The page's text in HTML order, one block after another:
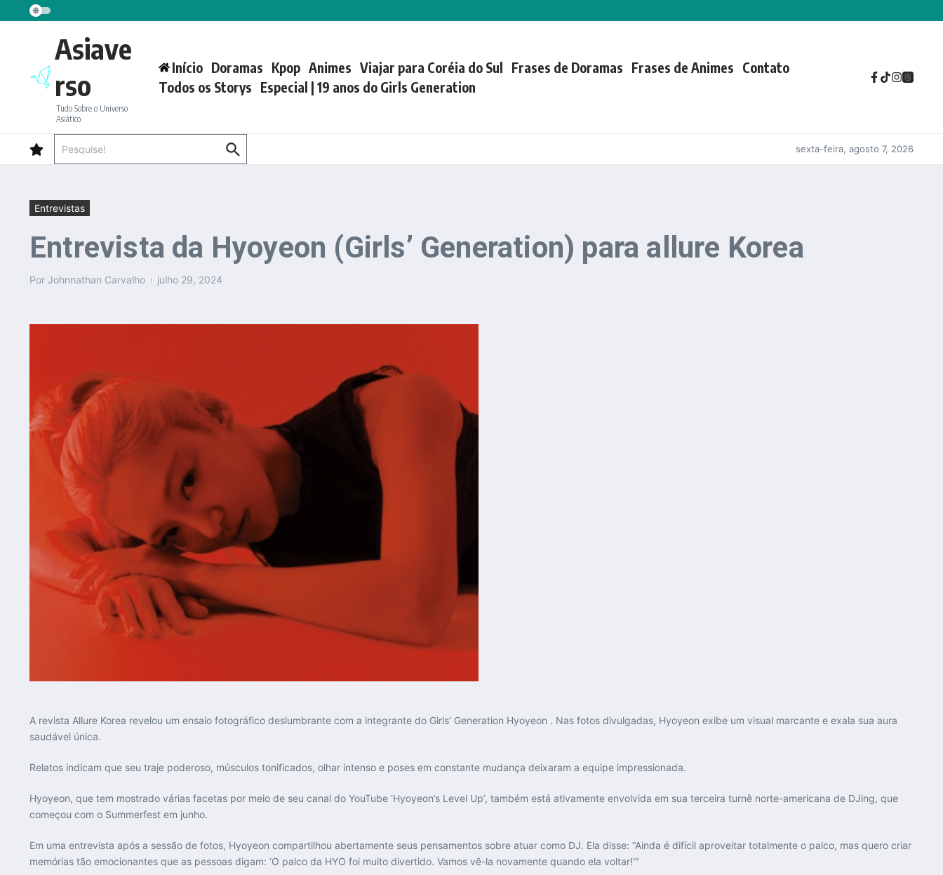
Ir para o conteúdo
Asiave
rso
Tudo Sobre o Universo
Asiático
Início Doramas Kpop Animes Viajar para Coréia do Sul Frases de Doramas Frases de Animes Contato
Todos os Storys Especial | 19 anos do Girls Generation
sexta-feira, agosto 7, 2026
Entrevistas
Entrevista da Hyoyeon (Girls’ Generation) para allure Korea
Por Johnnathan Carvalho julho 29, 2024
A revista Allure Korea revelou um ensaio fotográfico deslumbrante com a integrante do Girls’ Generation Hyoyeon . Nas fotos divulgadas, Hyoyeon exibe um visual marcante e exala sua aura
saudável única.
Relatos indicam que seu traje poderoso, músculos tonificados, olhar intenso e poses em constante mudança deixaram a equipe impressionada.
Hyoyeon, que tem mostrado várias facetas por meio de seu canal do YouTube ‘Hyoyeon’s Level Up’, também está ativamente envolvida em sua terceira turnê norte-americana de DJing, que
começou com o Summerfest em junho.
Em uma entrevista após a sessão de fotos, Hyoyeon compartilhou abertamente seus pensamentos sobre atuar como DJ. Ela disse: “Ainda é difícil aproveitar totalmente o palco, mas quero criar
memórias tão emocionantes que as pessoas digam: ‘O palco da HYO foi muito divertido. Vamos vê-la novamente quando ela voltar!'”